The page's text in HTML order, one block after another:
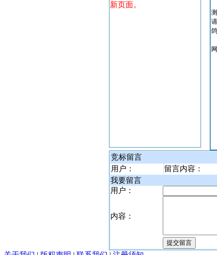
新页面。
竞标留言
用户：
留言内容：
我要留言
用户：
内容：